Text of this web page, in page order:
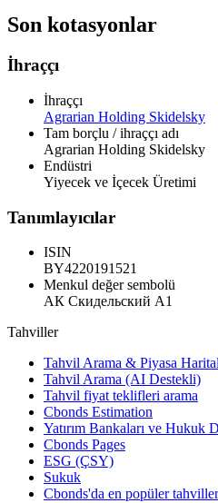
Son kotasyonlar
İhraççı
İhraççı
Agrarian Holding Skidelsky
Tam borçlu / ihraççı adı
Agrarian Holding Skidelsky
Endüstri
Yiyecek ve İçecek Üretimi
Tanımlayıcılar
ISIN
BY4220191521
Menkul değer sembolü
АК Скидельский А1
Tahviller
Tahvil Arama & Piyasa
Tahvil Arama (AI Destekli)
Tahvil fiyat teklifleri arama
Cbonds Estimation
Yatırım Bankaları ve Hukuk
Cbonds Pages
ESG (ÇSY)
Sukuk
Cbonds'da en popüler tahviller